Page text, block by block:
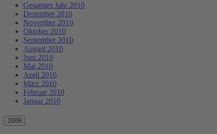
Gesamtes Jahr 2010
Dezember 2010
November 2010
Oktober 2010
September 2010
August 2010
Juni 2010
Mai 2010
April 2010
März 2010
Februar 2010
Januar 2010
2009